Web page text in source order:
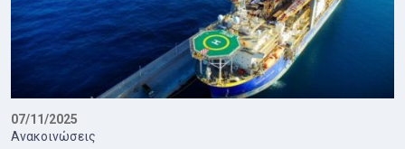
07/11/2025
Ανακοινώσεις